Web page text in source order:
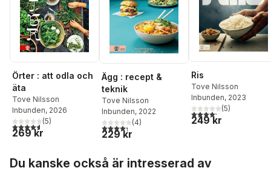
Örter : att odla och
äta
Tove Nilsson
Inbunden, 2026
4,6utav 5 stjärnor. Totalt antal röster:
(5)
269 kr
Ägg : recept &
teknik
Tove Nilsson
Inbunden, 2022
4,3utav 5 stjärnor. Totalt antal röster:
(4)
229 kr
Ris
Tove Nilsson
Inbunden, 2023
4,2utav 5 stjärnor.
(5)
249 kr
Du kanske också är intresserad av